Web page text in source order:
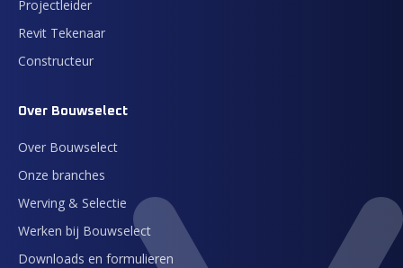
Projectleider
Revit Tekenaar
Constructeur
Over Bouwselect
Over Bouwselect
Onze branches
Werving & Selectie
Werken bij Bouwselect
Downloads en formulieren